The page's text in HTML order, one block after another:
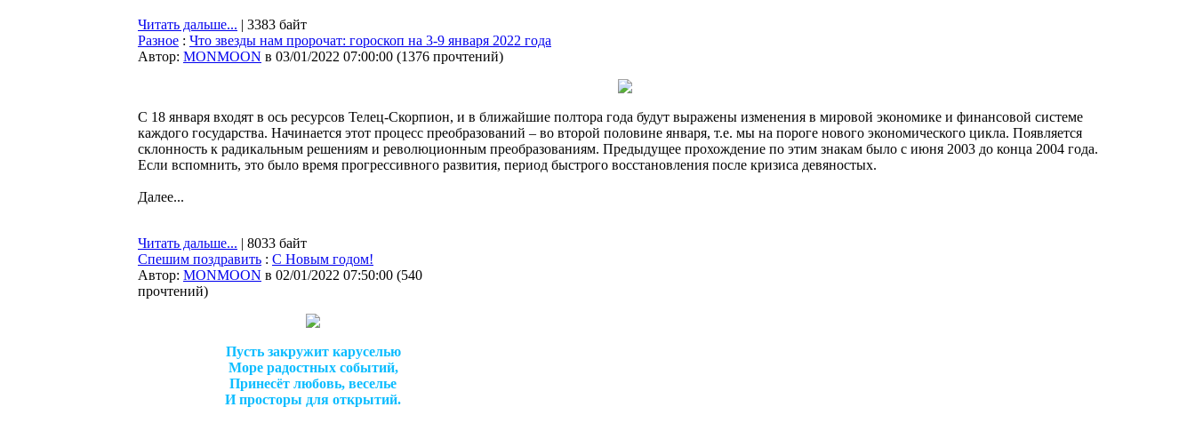
Читать дальше... | 3383 байт
Разное : Что звезды нам пророчат: гороскоп на 3-9 января 2022 года
Автор: MONMOON в 03/01/2022 07:00:00 (1376 прочтений)
С 18 января входят в ось ресурсов Телец-Скорпион, и в ближайшие полтора года будут выражены изменения в мировой экономике и финансовой системе
каждого государства. Начинается этот процесс преобразований – во второй половине января, т.е. мы на пороге нового экономического цикла. Появляется
склонность к радикальным решениям и революционным преобразованиям. Предыдущее прохождение по этим знакам было с июня 2003 до конца 2004 года.
Если вспомнить, это было время прогрессивного развития, период быстрого восстановления после кризиса девяностых.
Далее...
Читать дальше... | 8033 байт
Спешим поздравить : C Новым годом!
Автор: MONMOON в 02/01/2022 07:50:00 (540
прочтений)
Пусть закружит каруселью
Море радостных событий,
Принесёт любовь, веселье
И просторы для открытий.